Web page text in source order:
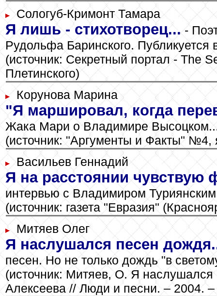
Сологуб-Кримонт Тамара
Я лишь - стихотворец... -
Рудольфа Баринского. Публикуется
(источник: Секретный портал - The
Плетинского)
Корунова Марина
"Я маршировал, когда
Жака Мари о Владимире
(источник: "Аргументы и Факты" №4,
Васильев Геннадий
Я на расстоянии
интервью с Владимиром
(источник: газета "Евразия"
Митяев Олег
Я наслушался песен
песен. Но не только дождь "в
(источник: Митяев, О. Я
Алексеева // Люди и песни. – 2004.